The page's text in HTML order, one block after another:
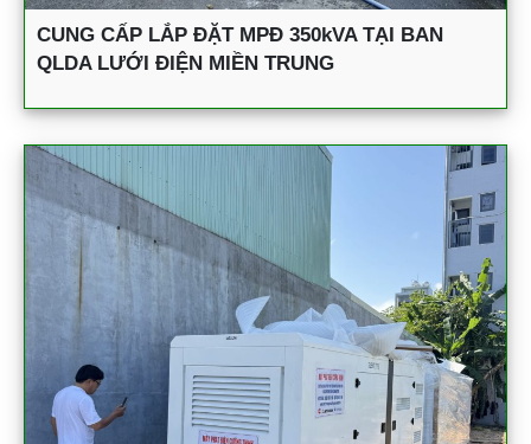
CUNG CẤP LẮP ĐẶT MPĐ 350kVA TẠI BAN
QLDA LƯỚI ĐIỆN MIỀN TRUNG